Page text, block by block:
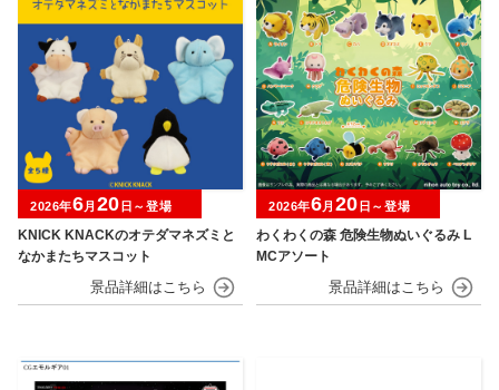
KNICK KNACKのオテダマネズミと
なかまたちマスコット
2026年6月 20 日～登場
わくわくの森 危険生物ぬいぐるみ L
MCアソート
2026年6月 20 日～登場